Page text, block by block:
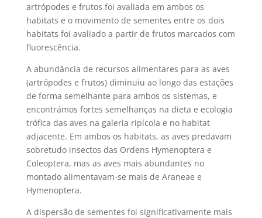
artrópodes e frutos foi avaliada em ambos os
habitats e o movimento de sementes entre os dois
habitats foi avaliado a partir de frutos marcados com
fluorescência.
A abundância de recursos alimentares para as aves
(artrópodes e frutos) diminuiu ao longo das estações
de forma semelhante para ambos os sistemas, e
encontrámos fortes semelhanças na dieta e ecologia
trófica das aves na galeria ripícola e no habitat
adjacente. Em ambos os habitats, as aves predavam
sobretudo insectos das Ordens Hymenoptera e
Coleoptera, mas as aves mais abundantes no
montado alimentavam-se mais de Araneae e
Hymenoptera.
A dispersão de sementes foi significativamente mais